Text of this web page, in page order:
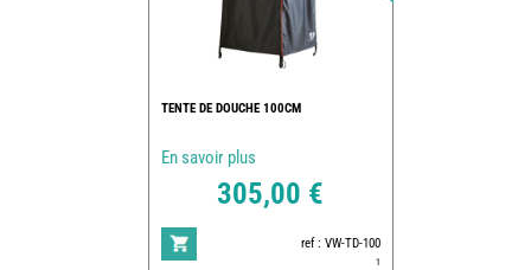
TENTE DE DOUCHE 100CM
En savoir plus
305,00 €
ref : VW-TD-100
1